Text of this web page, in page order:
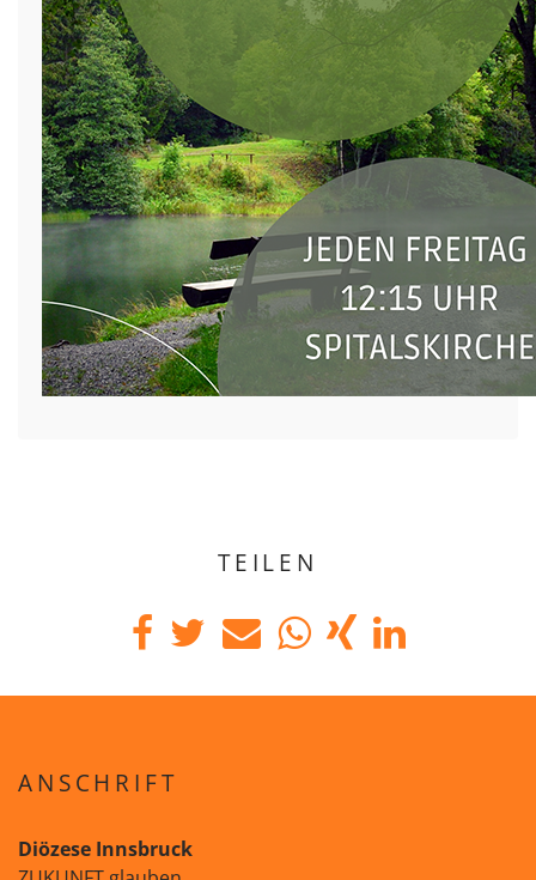
TEILEN
ANSCHRIFT
Diözese Innsbruck